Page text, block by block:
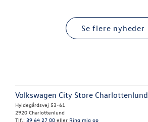
Se flere nyheder
Volkswagen City Store Charlottenlund
Hyldegårdsvej 53-61
2920 Charlottenlund
Tlf.: 39 64 27 00 eller Ring mig op